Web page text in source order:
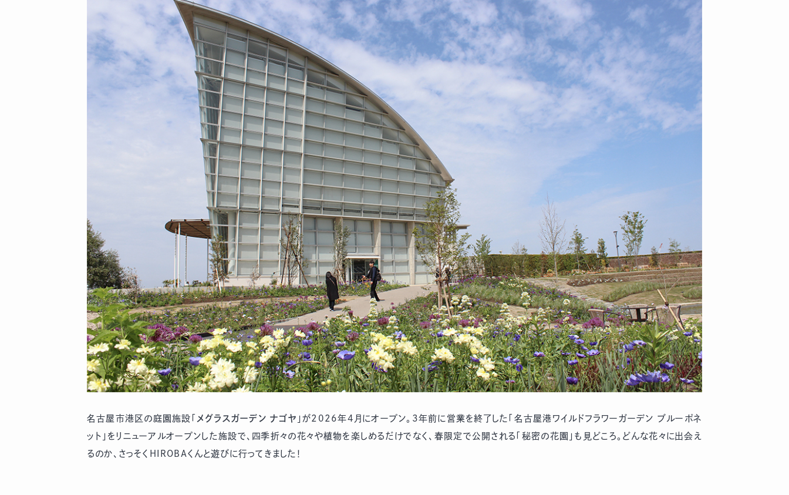
名古屋市港区の庭園施設「 メグラスガーデン ナゴヤ 」が2026年4月にオープン。3年前に営業を終了した「名古屋港ワイルドフラワーガーデン ブルーポネ
ット」をリニューアルオープンした施設で、四季折々の花々や植物を楽しめるだけでなく、春限定で公開される「秘密の花園」も見どころ。どんな花々に出会え
るのか、さっそくHIROBAくんと遊びに行ってきました！